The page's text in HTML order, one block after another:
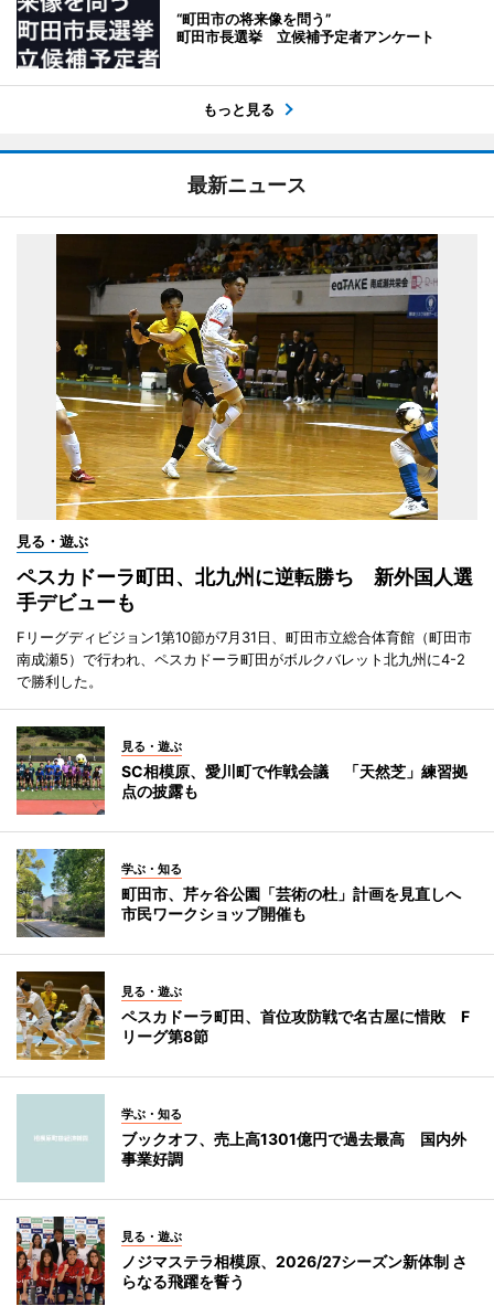
“町田市の将来像を問う”
町田市長選挙 立候補予定者アンケート
もっと見る
最新ニュース
見る・遊ぶ
ペスカドーラ町田、北九州に逆転勝ち 新外国人選
手デビューも
Fリーグディビジョン1第10節が7月31日、町田市立総合体育館（町田市
南成瀬5）で行われ、ペスカドーラ町田がボルクバレット北九州に4-2
で勝利した。
見る・遊ぶ
SC相模原、愛川町で作戦会議 「天然芝」練習拠
点の披露も
学ぶ・知る
町田市、芹ヶ谷公園「芸術の杜」計画を見直しへ
市民ワークショップ開催も
見る・遊ぶ
ペスカドーラ町田、首位攻防戦で名古屋に惜敗 F
リーグ第8節
学ぶ・知る
ブックオフ、売上高1301億円で過去最高 国内外
事業好調
見る・遊ぶ
ノジマステラ相模原、2026/27シーズン新体制 さ
らなる飛躍を誓う